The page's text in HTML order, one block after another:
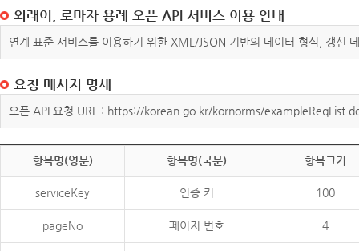
외래어, 로마자 용례 오픈 API 서비스 이용 안내
연계 표준 서비스를 이용하기 위한 XML/JSON 기반의 데이터 형식, 갱신
요청 메시지 명세
오픈 API 요청 URL : https://korean.go.kr/kornorms/
항목명(영문) 항목명(국문) 항목크기
serviceKey 인증 키 100
pageNo 페이지 번호 4